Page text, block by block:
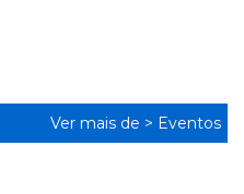
Ver mais de > Eventos